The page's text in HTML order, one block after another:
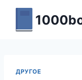
Перейти
содержимому
ДРУГОЕ